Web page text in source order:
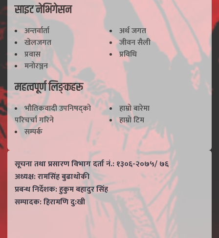
साइट नेभिगेसन
अन्तर्वार्ता
अर्थ जगत
खेलजगत
जीवन सैली
प्रवास
प्रविधि
मनोरञ्जन
महत्वपूर्ण लिङ्कहरू
भाैतिकवादी उपनिषद्काे
परिचर्चा गरिने
हाम्राे बारेमा
हाम्राे टिम
सम्पर्क
सूचना तथा प्रसारण विभाग दर्ता नं.: १३०६-२०७५/ ७६
अध्यक्ष: रामसिंह बुढाथाेकी
प्रबन्ध निर्देशक: हुकुम बहादुर सिंह
सम्पादक: हिरामणि दु:खी